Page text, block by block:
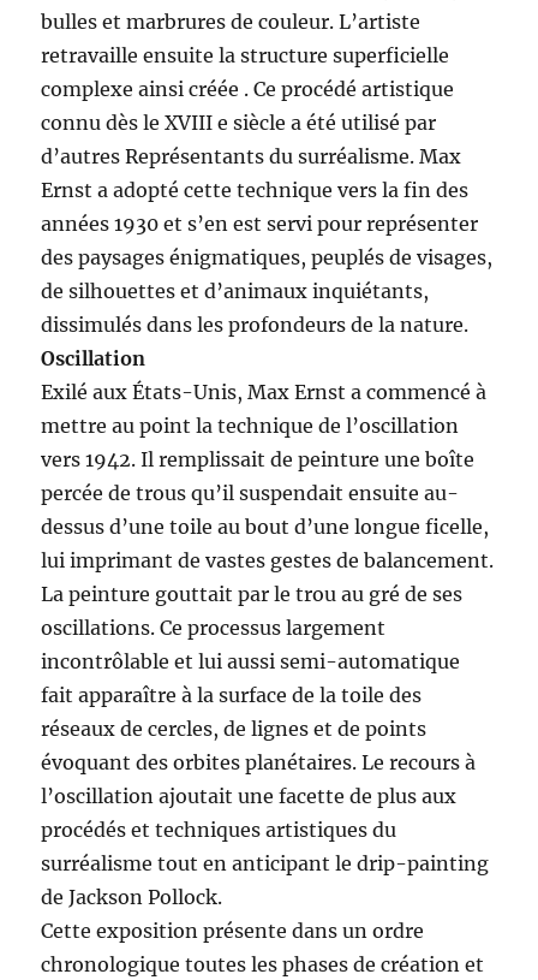
bulles et marbrures de couleur. L’artiste
retravaille ensuite la structure superficielle
complexe ainsi créée . Ce procédé artistique
connu dès le XVIII e siècle a été utilisé par
d’autres Représentants du surréalisme. Max
Ernst a adopté cette technique vers la fin des
années 1930 et s’en est servi pour représenter
des paysages énigmatiques, peuplés de visages,
de silhouettes et d’animaux inquiétants,
dissimulés dans les profondeurs de la nature.
Oscillation
Exilé aux États-Unis, Max Ernst a commencé à
mettre au point la technique de l’oscillation
vers 1942. Il remplissait de peinture une boîte
percée de trous qu’il suspendait ensuite au-
dessus d’une toile au bout d’une longue ficelle,
lui imprimant de vastes gestes de balancement.
La peinture gouttait par le trou au gré de ses
oscillations. Ce processus largement
incontrôlable et lui aussi semi-automatique
fait apparaître à la surface de la toile des
réseaux de cercles, de lignes et de points
évoquant des orbites planétaires. Le recours à
l’oscillation ajoutait une facette de plus aux
procédés et techniques artistiques du
surréalisme tout en anticipant le drip-painting
de Jackson Pollock.
Cette exposition présente dans un ordre
chronologique toutes les phases de création et